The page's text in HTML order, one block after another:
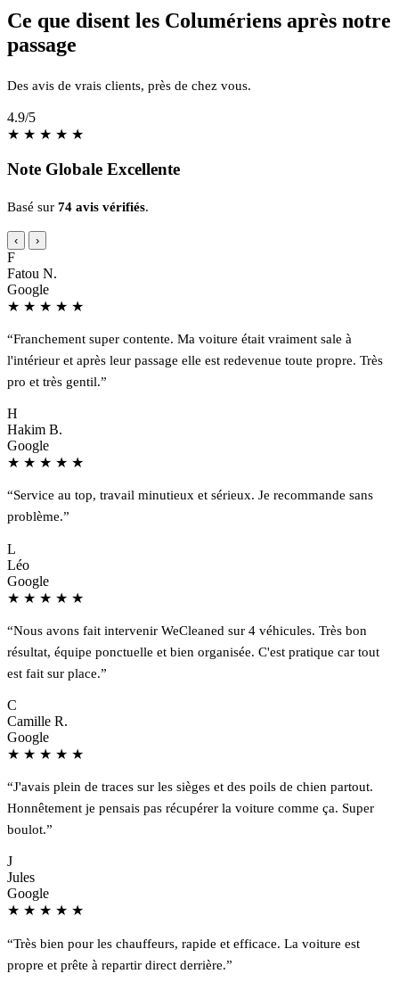
Ce que disent les Columériens après notre
passage
Des avis de vrais clients, près de chez vous.
4.9/5
★ ★ ★ ★ ★
Note Globale Excellente
Basé sur 74 avis vérifiés.
‹ ›
F
Fatou N.
Google
★ ★ ★ ★ ★
“Franchement super contente. Ma voiture était vraiment sale à
l'intérieur et après leur passage elle est redevenue toute propre. Très
pro et très gentil.”
H
Hakim B.
Google
★ ★ ★ ★ ★
“Service au top, travail minutieux et sérieux. Je recommande sans
problème.”
L
Léo
Google
★ ★ ★ ★ ★
“Nous avons fait intervenir WeCleaned sur 4 véhicules. Très bon
résultat, équipe ponctuelle et bien organisée. C'est pratique car tout
est fait sur place.”
C
Camille R.
Google
★ ★ ★ ★ ★
“J'avais plein de traces sur les sièges et des poils de chien partout.
Honnêtement je pensais pas récupérer la voiture comme ça. Super
boulot.”
J
Jules
Google
★ ★ ★ ★ ★
“Très bien pour les chauffeurs, rapide et efficace. La voiture est
propre et prête à repartir direct derrière.”